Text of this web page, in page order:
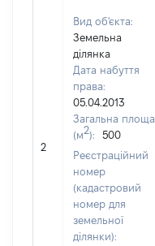
2
Вид об'єкта:
Земельна
ділянка
Дата набуття
права:
05.04.2013
Загальна площа
(м2):
500
Реєстраційний
номер
(кадастровий
номер для
земельної
ділянки):